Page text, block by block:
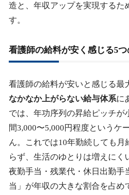
比較
2-4.
ナースではたらこ｜逆指名
う
登録から年収アップ内定ま
2-6. まとめ｜給料が安いと感じ
ることから
造と、年収アップを実現するた
す。
看護師の給料が安く感じる5
看護師の給料が安いと感じる最
なかなか上がらない給与体系に
では、年功序列の昇給ピッチが
間3,000〜5,000円程度というケ
ん。これでは10年勤続しても月
らず、生活のゆとりは増えにく
夜勤手当・残業代・休日出勤手
当」が年収の大きな割合を占め